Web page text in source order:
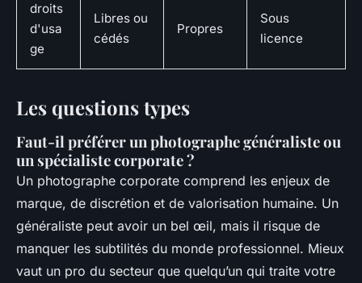
droits
d'usa
ge
Libres ou
cédés
Propres
Sous
licence
Les questions types
Faut-il préférer un photographe généraliste ou
un spécialiste corporate ?
Un photographe corporate comprend les enjeux de
marque, de discrétion et de valorisation humaine. Un
généraliste peut avoir un bel œil, mais il risque de
manquer les subtilités du monde professionnel. Mieux
vaut un pro du secteur que quelqu’un qui traite votre